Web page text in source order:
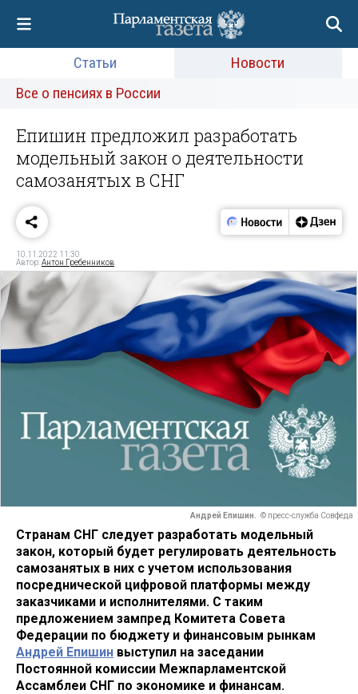
Статьи
Новости
Все о пенсиях в России
Епишин предложил разработать
модельный закон о деятельности
самозанятых в СНГ
10.11.2022 11:30
Автор:Антон Гребенников
Андрей Епишин. © пресс-служба Совфеда
Странам СНГ следует разработать модельный
закон, который будет регулировать деятельность
самозанятых в них с учетом использования
посреднической цифровой платформы между
заказчиками и исполнителями. С таким
предложением зампред Комитета Совета
Федерации по бюджету и финансовым рынкам
Андрей Епишин выступил на заседании
Постоянной комиссии Межпарламентской
Ассамблеи СНГ по экономике и финансам.